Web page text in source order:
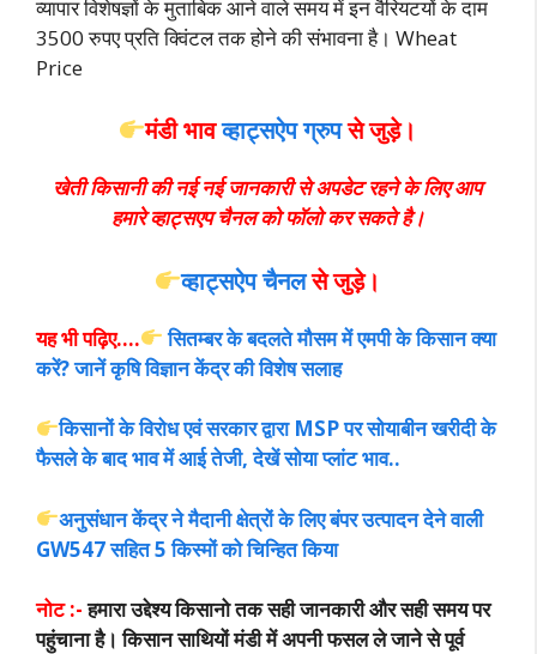
व्यापार विशेषज्ञों के मुताबिक आने वाले समय में इन वैरियटयों के दाम
3500 रुपए प्रति क्विंटल तकहोने की संभावना है। Wheat
Price
मंडी भावव्हाट्सऐप ग्रुपसे जुड़े।
खेती किसानी की नई नई जानकारी से अपडेट रहने के लिए आप
हमारे व्हाट्सएप चैनल को फॉलो कर सकते है।
व्हाट्सऐप चैनलसे जुड़े।
यह भी पढ़िए….
सितम्बर के बदलते मौसम में एमपी के किसान क्या
करें? जानें कृषि विज्ञान केंद्र की विशेष सलाह
किसानों के विरोध एवं सरकार द्वारा MSP पर सोयाबीन खरीदी के
फैसले के बाद भाव में आई तेजी, देखें सोया प्लांट भाव..
अनुसंधान केंद्र ने मैदानी क्षेत्रों के लिए बंपर उत्पादन देने वाली
GW547 सहित 5 किस्मों को चिन्हित किया
नोट :- हमारा उद्देश्य किसानो तक सही जानकारी और सही समय पर
पहुंचाना है। किसान साथियों मंडी में अपनी फसल ले जाने से पूर्व